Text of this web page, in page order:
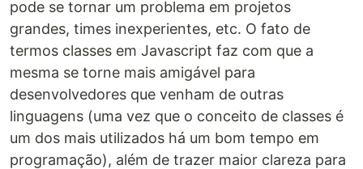
pode se tornar um problema em projetos
grandes, times inexperientes, etc. O fato de
termos classes em Javascript faz com que a
mesma se torne mais amigável para
desenvolvedores que venham de outras
linguagens (uma vez que o conceito de classes é
um dos mais utilizados há um bom tempo em
programação), além de trazer maior clareza para